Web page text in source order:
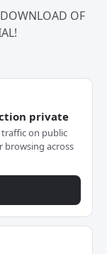
OF
private
on public
browsing across